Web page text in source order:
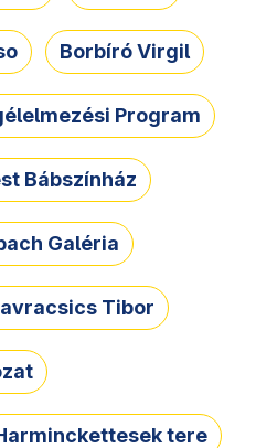
Borbíró Virgil
Program
Bábszínház
Galéria
Tibor
tere